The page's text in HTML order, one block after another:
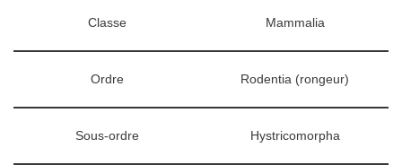
Classe Mammalia
Ordre Rodentia (rongeur)
Sous-ordre Hystricomorpha